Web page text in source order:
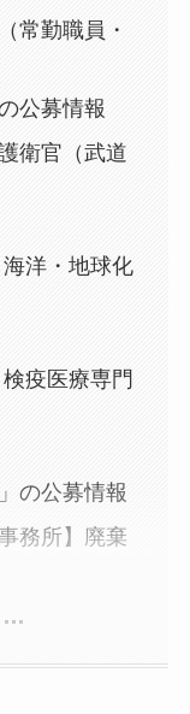
常勤職員・
公募情報
衛官（武道
洋・地球化
疫医療専門
の公募情報
務所】廃棄